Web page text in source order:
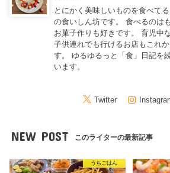
とにかく美味しいものを食べて
の食いしん坊です。 食べるのは
お菓子作りも好きです。 育児中
子供連れでも行けるお店もこれ
す。 ゆるゆるっと「食」日記を
います。
Twitter
NEW POST このライターの最新記事
うちごはん